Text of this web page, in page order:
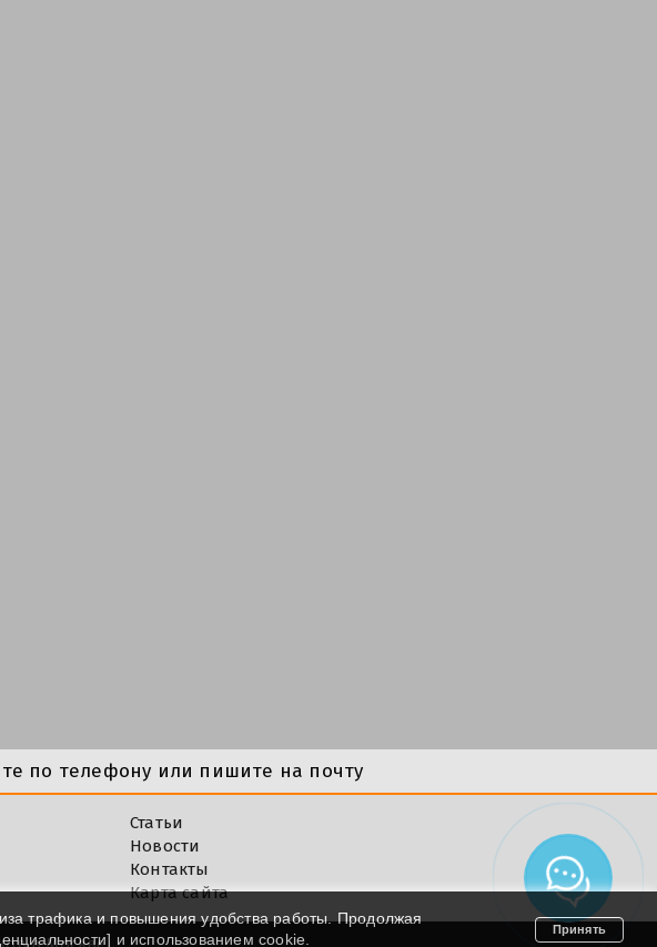
по телефону или пишите на почту
Статьи
Новости
Контакты
Карта сайта
трафика и повышения удобства работы. Продолжая
] и использованием cookie.
Принять